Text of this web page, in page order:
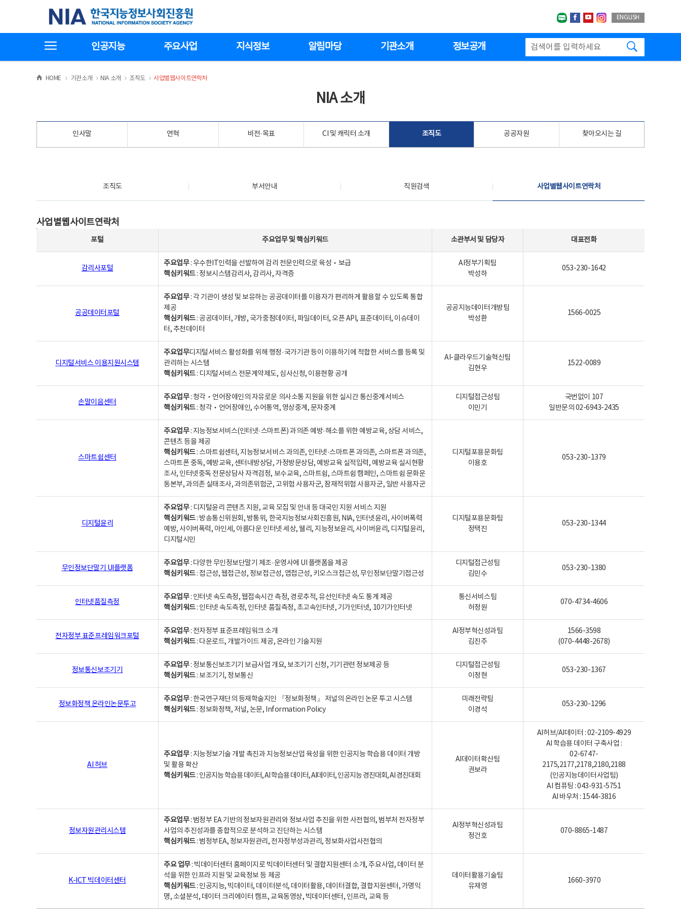
기
한국지능정보사회진흥원
네이버블로그
페이스북
유투브인스타그랩
ENGLISH
인공지능 주요사업 지식정보 알림마당 기관소개 정보공개
HOME >
기관소개 >NIA 소개 >
조직도 >
사업별웹사이트연락처
NIA 소개
인사말 연혁 비전·목표 CI 및 캐릭터 소개 조직도 공공자원 찾아오시는 길
조직도 부서안내 직원검색 사업별웹사이트연락처
사업별웹사이트연락처
포털 주요업무및핵심키워드 소관부서 및 담당자 대표전화
감리사포털
주요업무: 우수한IT인력을 선발하여 감리 전문인력으로 육성‧보급
핵심키워드: 정보시스템감리사, 감리사, 자격증
AI정부기획팀
박성하
053-230-1642
공공데이터포털
주요업무: 각 기관이 생성 및 보유하는 공공데이터를 이용자가 편리하게 활용할 수 있도록 통합
제공
핵심키워드: 공공데이터, 개방, 국가중점데이터, 파일데이터, 오픈 API, 표준데이터, 이슈데이
터, 추천데이터
공공지능데이터개방팀
박성환
1566-0025
디지털서비스 이용지원시스템
주요업무디지털서비스 활성화를 위해 행정·국가기관 등이 이용하기에 적합한 서비스를 등록 및
관리하는 시스템
핵심키워드: 디지털서비스 전문계약제도, 심사신청, 이용현황 공개
AI-클라우드기술혁신팀
김현우
1522-0089
손말이음센터
주요업무: 청각‧언어장애인의 자유로운 의사소통 지원을 위한 실시간 통신중계서비스
핵심키워드: 청각‧언어장애인, 수어통역, 영상중계, 문자중계
디지털접근성팀
이민기
국번없이 107
일반문의 02-6943-2435
스마트쉼센터
주요업무: 지능정보서비스(인터넷·스마트폰) 과의존 예방·해소를 위한 예방교육, 상담 서비스,
콘텐츠 등을 제공
핵심키워드: 스마트쉼센터, 지능정보서비스 과의존, 인터넷·스마트폰 과의존, 스마트폰 과의존,
스마트폰 중독, 예방교육, 센터내방상담, 가정방문상담, 예방교육 실적입력, 예방교육 실시현황
조사, 인터넷중독 전문상담사 자격검정, 보수교육, 스마트쉼, 스마트쉼 캠페인, 스마트쉼 문화운
동본부, 과의존 실태조사, 과의존위험군, 고위험 사용자군, 잠재적위험 사용자군, 일반 사용자군
디지털포용문화팀
이용호
053-230-1379
디지털윤리
주요업무: 디지털윤리 콘텐츠 지원, 교육 모집 및 안내 등 대국민 지원 서비스 지원
핵심키워드: 방송통신위원회, 방통위, 한국지능정보사회진흥원, NIA, 인터넷윤리, 사이버폭력
예방, 사이버폭력, 아인세, 아름다운 인터넷 세상, 웰리, 지능정보윤리, 사이버윤리, 디지털윤리,
디지털시민
디지털포용문화팀
정택진
053-230-1344
무인정보단말기 UI플랫폼
주요업무: 다양한 무인정보단말기 제조·운영사에 UI 플랫폼을 제공
핵심키워드: 접근성, 웹접근성, 정보접근성, 앱접근성, 키오스크접근성, 무인정보단말기접근성
디지털접근성팀
김민수
053-230-1380
인터넷품질측정
주요업무: 인터넷 속도측정, 웹접속시간 측정, 경로추적, 유선인터넷 속도 통계 제공
핵심키워드: 인터넷 속도측정, 인터넷 품질측정, 초고속인터넷, 기가인터넷, 10기가인터넷
통신서비스팀
허정원
070-4734-4606
전자정부 표준프레임워크포털
주요업무: 전자정부 표준프레임워크 소개
핵심키워드: 다운로드, 개발가이드 제공, 온라인 기술지원
AI정부혁신성과팀
김진주
1566-3598
(070-4448-2678)
정보통신보조기기
주요업무: 정보통신보조기기 보급사업 개요, 보조기기 신청, 기기관련 정보제공 등
핵심키워드: 보조기기, 정보통신
디지털접근성팀
이정현
053-230-1367
정보화정책 온라인논문투고
주요업무: 한국연구재단의 등재학술지인 『정보화정책』 저널의 온라인 논문 투고 시스템
핵심키워드: 정보화정책, 저널, 논문, Information Policy
미래전략팀
이경석
053-230-1296
AI 허브
주요업무: 지능정보기술 개발 촉진과 지능정보산업 육성을 위한 인공지능 학습용 데이터 개방
및 활용 확산
핵심키워드: 인공지능 학습용 데이터, AI 학습용 데이터, AI데이터, 인공지능 경진대회, AI 경진대회
AI데이터확산팀
권보라
AI허브/AI데이터 : 02-2109-4929
AI 학습용 데이터 구축사업 :
02-6747-
2175,2177,2178,2180,2188
(인공지능데이터사업팀)
AI 컴퓨팅 : 043-931-5751
AI 바우처 : 1544-3816
정보자원관리시스템
주요업무: 범정부 EA 기반의 정보자원관리와 정보사업 추진을 위한 사전협의, 범부처 전자정부
사업의 추진성과를 종합적으로 분석하고 진단하는 시스템
핵심키워드: 범정부EA, 정보자원관리, 전자정부성과관리, 정보화사업사전협의
AI정부혁신성과팀
정건호
070-8865-1487
K-ICT 빅데이터센터
주요 업무: 빅데이터센터 홈페이지로 빅데이터센터 및 결합지원센터 소개, 주요사업, 데이터 분
석을 위한 인프라 지원 및 교육정보 등 제공
핵심키워드: 인공지능, 빅데이터, 데이터분석, 데이터활용, 데이터결합, 결합지원센터, 가명익
명, 소셜분석, 데이터 크리에이터 캠프, 교육동영상, 빅데이터센터, 인프라, 교육 등
데이터활용기술팀
유재영
1660-3970